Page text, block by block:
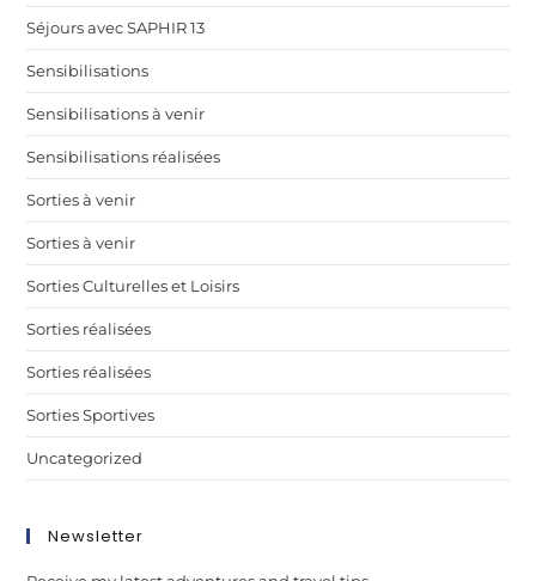
Séjours avec SAPHIR 13
Sensibilisations
Sensibilisations à venir
Sensibilisations réalisées
Sorties à venir
Sorties à venir
Sorties Culturelles et Loisirs
Sorties réalisées
Sorties réalisées
Sorties Sportives
Uncategorized
Newsletter